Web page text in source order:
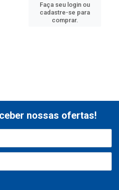
Faça seu login ou
cadastre-se para
comprar.
nossas ofertas!